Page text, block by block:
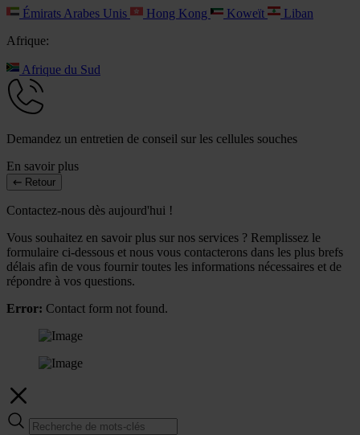
Émirats Arabes Unis Hong Kong Koweït
Liban
Afrique:
Afrique du Sud
Demandez un entretien de conseil sur les cellules souches
En savoir plus
Retour
Contactez-nous dès aujourd'hui !
Vous souhaitez en savoir plus sur nos services ? Remplissez le
formulaire ci-dessous et nous vous contacterons dans les plus brefs
délais afin de vous fournir toutes les informations nécessaires et de
répondre à vos questions.
Error: Contact form not found.